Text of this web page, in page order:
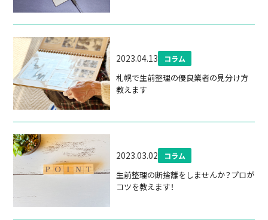
2023.04.13 コラム
札幌で生前整理の優良業者の見分け方
教えます
2023.03.02 コラム
生前整理の断捨離をしませんか？プロが
コツを教えます！